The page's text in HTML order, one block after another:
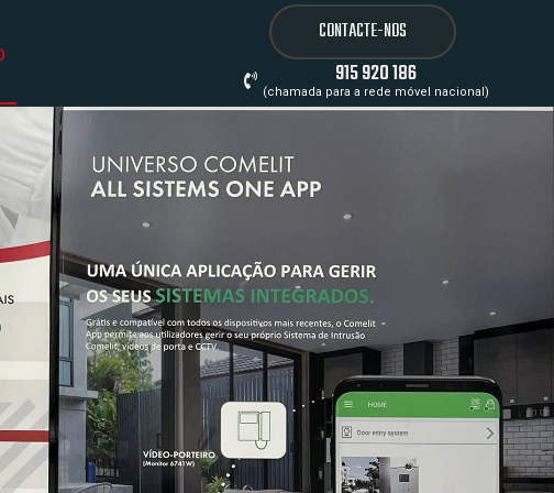
CONTACTE-NOS
915 920 186
(chamada para a rede móvel nacional)